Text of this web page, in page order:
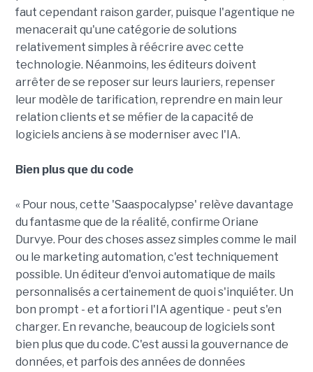
faut cependant raison garder, puisque l'agentique ne
menacerait qu'une catégorie de solutions
relativement simples à réécrire avec cette
technologie. Néanmoins, les éditeurs doivent
arrêter de se reposer sur leurs lauriers, repenser
leur modèle de tarification, reprendre en main leur
relation clients et se méfier de la capacité de
logiciels anciens à se moderniser avec l'IA.
Bien plus que du code
« Pour nous, cette 'Saaspocalypse' relève davantage
du fantasme que de la réalité, confirme Oriane
Durvye. Pour des choses assez simples comme le mail
ou le marketing automation, c'est techniquement
possible. Un éditeur d'envoi automatique de mails
personnalisés a certainement de quoi s'inquiéter. Un
bon prompt - et a fortiori l'IA agentique - peut s'en
charger. En revanche, beaucoup de logiciels sont
bien plus que du code. C'est aussi la gouvernance de
données, et parfois des années de données